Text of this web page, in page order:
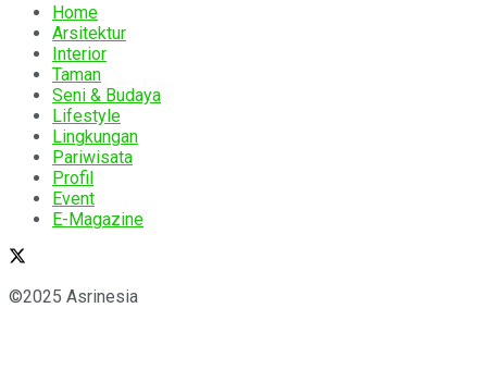
Home
Arsitektur
Interior
Taman
Seni & Budaya
Lifestyle
Lingkungan
Pariwisata
Profil
Event
E-Magazine
©2025 Asrinesia